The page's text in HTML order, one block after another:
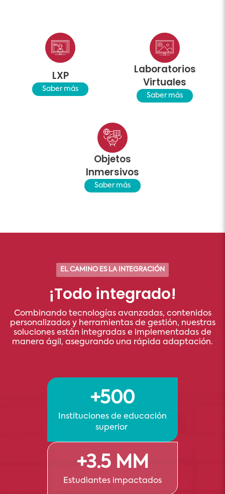
LXP
Saber más
Laboratorios
Virtuales
Saber más
Objetos
Inmersivos
Saber más
EL CAMINO ES LA INTEGRACIÓN
¡Todo integrado!
Combinando tecnologías avanzadas, contenidos
personalizados y herramientas de gestión, nuestras
soluciones están integradas e implementadas de
manera ágil, asegurando una rápida adaptación.
+500
Instituciones de educación
superior
+3.5 MM
Estudiantes impactados